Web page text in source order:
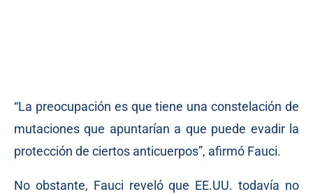
“La preocupación es que tiene una constelación de
mutaciones que apuntarían a que puede evadir la
protección de ciertos anticuerpos”, afirmó Fauci.
No obstante, Fauci reveló que EE.UU. todavía no